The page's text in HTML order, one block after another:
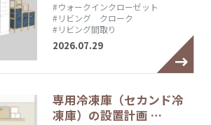
#ウォークインクローゼット
#リビング クローク
#リビング間取り
2026.07.29
専用冷凍庫（セカンド冷
凍庫）の設置計画 …